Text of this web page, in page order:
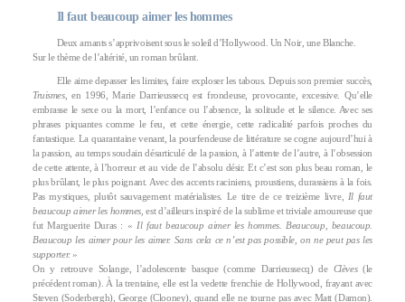
Il faut beaucoup aimer les hommes
Deux amants s’apprivoisent sous le soleil d’Hollywood. Un Noir, une Blanche.
Sur le thème de l’altérité, un roman brûlant.
Elle aime depasser les limites, faire exploser les tabous. Depuis son premier succès,
Truismes, en 1996, Marie Darrieussecq est frondeuse, provocante, excessive. Qu’elle
embrasse le sexe ou la mort, l’enfance ou l’absence, la solitude et le silence. Avec ses
phrases piquantes comme le feu, et cette énergie, cette radicalité parfois proches du
fantastique. La quarantaine venant, la pourfendeuse de littérature se cogne aujourd’hui à
la passion, au temps soudain désarticulé de la passion, à l’attente de l’autre, à l’obsession
de cette attente, à l’horreur et au vide de l’absolu désir. Et c’est son plus beau roman, le
plus brûlant, le plus poignant. Avec des accents raciniens, proustiens, durassiens à la fois.
Pas mystiques, plutôt sauvagement matérialistes. Le titre de ce treizième livre, Il faut
beaucoup aimer les hommes, est d’ailleurs inspiré de la sublime et triviale amoureuse que
fut Marguerite Duras : « Il faut beaucoup aimer les hommes. Beaucoup, beaucoup.
Beaucoup les aimer pour les aimer. Sans cela ce n’est pas possible, on ne peut pas les
supporter.»
On y retrouve Solange, l’adolescente basque (comme Darrieussecq) de Clèves(le
précédent roman). À la trentaine, elle est la vedette frenchie de Hollywood, frayant avec
Steven (Soderbergh), George (Clooney), quand elle ne tourne pas avec Matt (Damon).